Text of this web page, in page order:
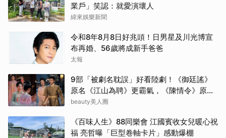
湯姆
業戶」笑認：就愛演壞人
緯來娛樂新聞
令和8年8月8日好兆頭！日男星及川光博宣
布再婚、56歲將成新手爸爸
太報
9部「被劇名耽誤」好看陸劇！《御廷謠》
原名《江山為聘》更霸氣，《陳情令》原名
好聽
beauty美人圈
《百味人生》88同樂會 江國賓收女兒暖心祝
福 亮哲曝「巨型卷軸卡片」感動爆棚